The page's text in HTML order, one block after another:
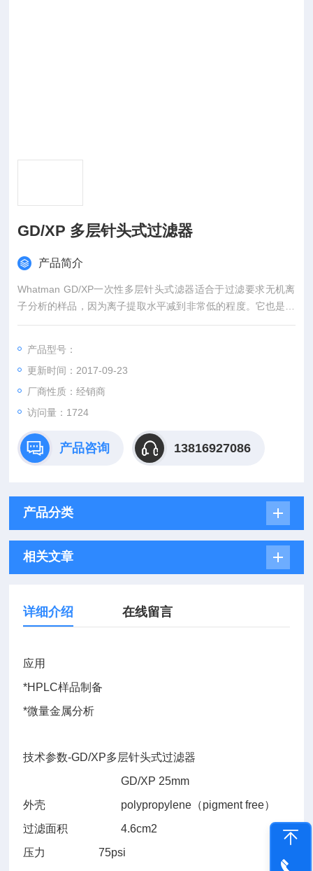
GD/XP 多层针头式过滤器
产品简介
Whatman GD/XP一次性多层针头式滤器适合于过滤要求无机离
子分析的样品，因为离子提取水平减到非常低的程度。它也是那
些要求蛋白吸附力低的使用者一个很好的选择。 GD/XP针头式滤
选择，位于预滤层下面。
产品型号：
更新时间：2017-09-23
厂商性质：经销商
访问量：1724
产品咨询 13816927086
产品分类
相关文章
详细介绍 在线留言
应用
*HPLC样品制备
*微量金属分析
技术参数-GD/XP多层针头式过滤器
GD/XP 25mm
外壳 polypropylene（pigment free）
过滤面积 4.6cm2
压力
75psi